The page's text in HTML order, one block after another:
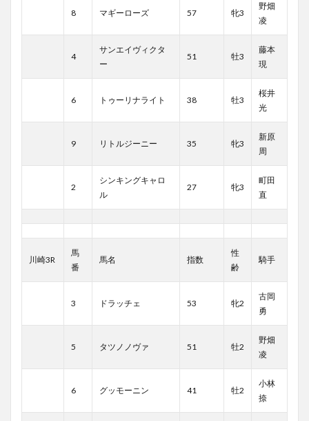
8 マギーローズ 57 牝3
野畑
凌
4
サンエイヴィクタ
ー
51 牡3
藤本
現
6 トゥーリナライト 38 牡3
桜井
光
9 リトルジーニー 35 牝3
新原
周
2
シンキングキャロ
ル
27 牝3
町田
直
川崎3R
馬
番
馬名 指数
性
齢
騎手
3 ドラッチェ 53 牝2
古岡
勇
5 タツノノヴァ 51 牡2
野畑
凌
6 グッモーニン 41 牡2
小林
捺